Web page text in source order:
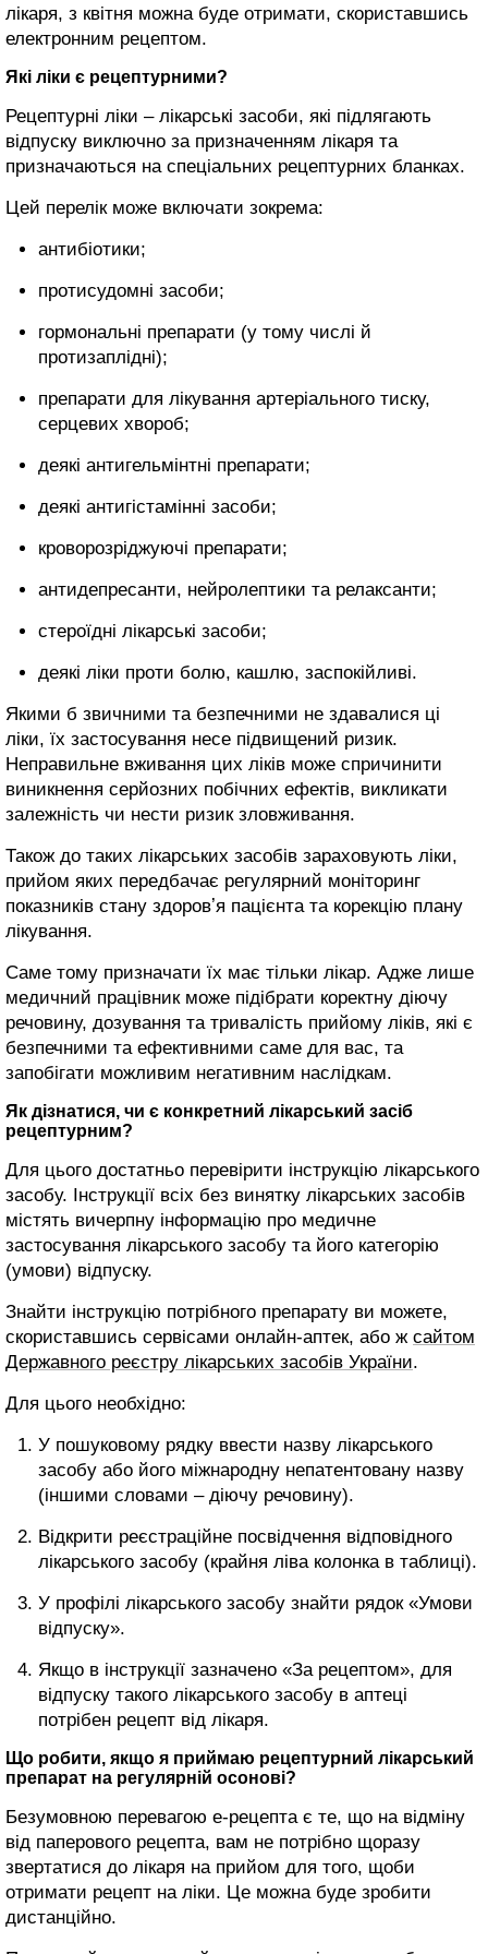
лікаря, з квітня можна буде отримати, скориставшись
електронним рецептом.
Які ліки є рецептурними?
Рецептурні ліки – лікарські засоби, які підлягають
відпуску виключно за призначенням лікаря та
призначаються на спеціальних рецептурних бланках.
Цей перелік може включати зокрема:
антибіотики;
протисудомні засоби;
гормональні препарати (у тому числі й
протизаплідні);
препарати для лікування артеріального тиску,
серцевих хвороб;
деякі антигельмінтні препарати;
деякі антигістамінні засоби;
кроворозріджуючі препарати;
антидепресанти, нейролептики та релаксанти;
стероїдні лікарські засоби;
деякі ліки проти болю, кашлю, заспокійливі.
Якими б звичними та безпечними не здавалися ці
ліки, їх застосування несе підвищений ризик.
Неправильне вживання цих ліків може спричинити
виникнення серйозних побічних ефектів, викликати
залежність чи нести ризик зловживання.
Також до таких лікарських засобів зараховують ліки,
прийом яких передбачає регулярний моніторинг
показників стану здоровʼя пацієнта та корекцію плану
лікування.
Саме тому призначати їх має тільки лікар. Адже лише
медичний працівник може підібрати коректну діючу
речовину, дозування та тривалість прийому ліків, які є
безпечними та ефективними саме для вас, та
запобігати можливим негативним наслідкам.
Як дізнатися, чи є конкретний лікарський засіб
рецептурним?
Для цього достатньо перевірити інструкцію лікарського
засобу. Інструкції всіх без винятку лікарських засобів
містять вичерпну інформацію про медичне
застосування лікарського засобу та його категорію
(умови) відпуску.
Знайти інструкцію потрібного препарату ви можете,
скориставшись сервісами онлайн-аптек, або ж сайтом
Державного реєстру лікарських засобів України.
Для цього необхідно:
У пошуковому рядку ввести назву лікарського
засобу або його міжнародну непатентовану назву
(іншими словами – діючу речовину).
Відкрити реєстраційне посвідчення відповідного
лікарського засобу (крайня ліва колонка в таблиці).
У профілі лікарського засобу знайти рядок «Умови
відпуску».
Якщо в інструкції зазначено «За рецептом», для
відпуску такого лікарського засобу в аптеці
потрібен рецепт від лікаря.
Що робити, якщо я приймаю рецептурний лікарський
препарат на регулярній осонові?
Безумовною перевагою е-рецепта є те, що на відміну
від паперового рецепта, вам не потрібно щоразу
звертатися до лікаря на прийом для того, щоби
отримати рецепт на ліки. Це можна буде зробити
дистанційно.